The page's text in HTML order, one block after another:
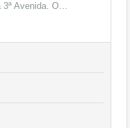
3ª Avenida. O…